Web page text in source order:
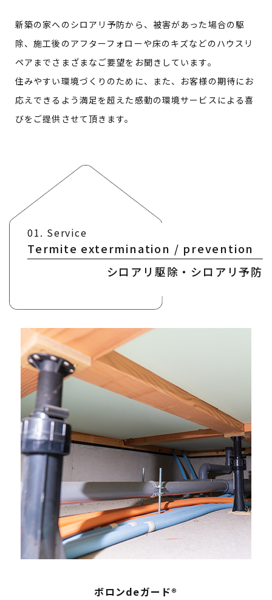
新築の家へのシロアリ予防から、被害があった場合の駆
除、施工後のアフターフォローや床のキズなどのハウスリ
ペアまでさまざまなご要望をお聞きしています。
住みやすい環境づくりのために、また、お客様の期待にお
応えできるよう満足を超えた感動の環境サービスによる喜
びをご提供させて頂きます。
01. Service
Termite extermination / prevention
シロアリ駆除・シロアリ予防
ボロンdeガード®